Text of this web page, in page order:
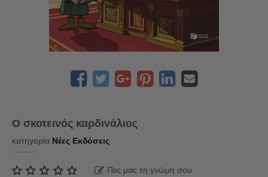
Ο σκοτεινός καρδινάλιος
κατηγορία Νέες Εκδόσεις
Πες μας τη γνώμη σου